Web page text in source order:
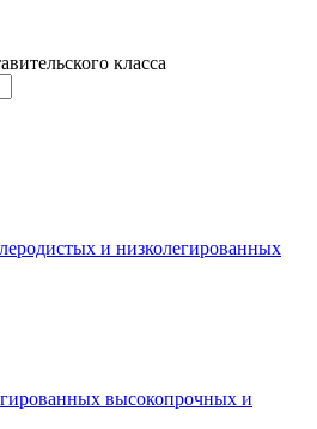
класса
и низколегированных
высокопрочных и